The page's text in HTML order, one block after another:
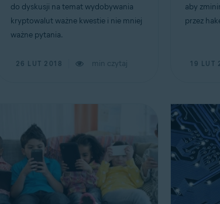
do dyskusji na temat wydobywania
kryptowalut ważne kwestie i nie mniej
ważne pytania.
26 LUT 2018 min czytaj
aby
przez
19 LUT